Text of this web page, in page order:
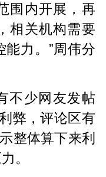
围内开展，再
相关机构需要
力。”周伟分
不少网友发帖
弊，评论区有
整体算下来利
。